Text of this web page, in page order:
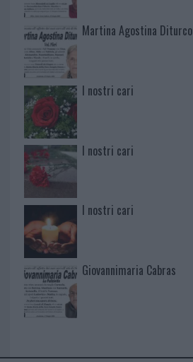
Martina Agostina Diturco
I nostri cari
I nostri cari
I nostri cari
Giovannimaria Cabras